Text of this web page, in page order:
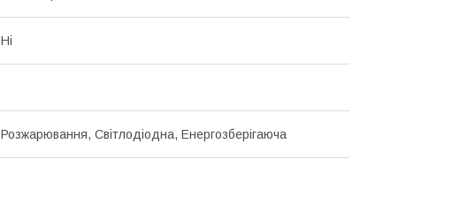
Ні
Розжарювання, Світлодіодна, Енергозберігаюча